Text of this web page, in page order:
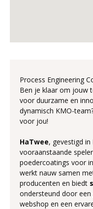
Process Engineering
Ben je klaar om jouw
voor duurzame en
dynamisch KMO-
voor jou!
HaTwee, gevestigd in
vooraanstaande
poedercoatings voor
werkt nauw samen
producenten en biedt
ondersteund door
webshop en een